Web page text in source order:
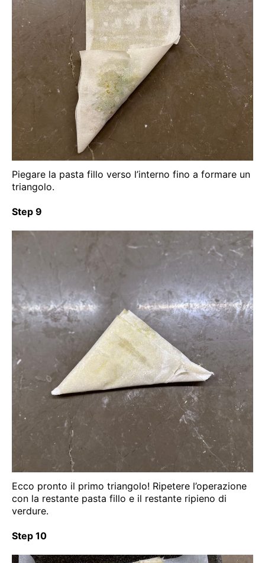
Piegare la pasta fillo verso l’interno fino a formare un
triangolo.
Step 9
Ecco pronto il primo triangolo! Ripetere l’operazione
con la restante pasta fillo e il restante ripieno di
verdure.
Step 10